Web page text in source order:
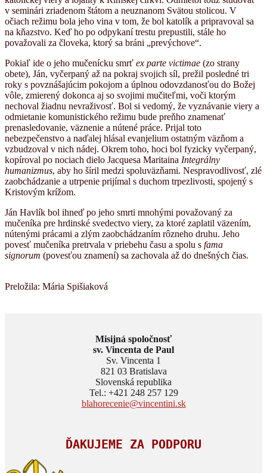
v seminári zriadenom štátom a neuznanom Svätou stolicou. V
očiach režimu bola jeho vina v tom, že bol katolík a pripravoval sa
na kňazstvo. Keď ho po odpykaní trestu prepustili, stále ho
považovali za človeka, ktorý sa bráni „prevýchove“.
Pokiaľ ide o jeho mučenícku smrť ex parte victimae (zo strany
obete), Ján, vyčerpaný až na pokraj svojich síl, prežil posledné tri
roky s povznášajúcim pokojom a úplnou odovzdanosťou do Božej
vôle, zmierený dokonca aj so svojimi mučiteľmi, voči ktorým
nechoval žiadnu nevraživosť. Bol si vedomý, že vyznávanie viery a
odmietanie komunistického režimu bude preňho znamenať
prenasledovanie, väznenie a nútené práce. Prijal toto
nebezpečenstvo a naďalej hlásal evanjelium ostatným väzňom a
vzbudzoval v nich nádej. Okrem toho, hoci bol fyzicky vyčerpaný,
kopíroval po nociach dielo Jacquesa Maritaina Integrálny
humanizmus, aby ho šíril medzi spoluväzňami. Nespravodlivosť, zlé
zaobchádzanie a utrpenie prijímal s duchom trpezlivosti, spojený s
Kristovým krížom.
Ján Havlík bol ihneď po jeho smrti mnohými považovaný za
mučeníka pre hrdinské svedectvo viery, za ktoré zaplatil väzením,
nútenými prácami a zlým zaobchádzaním rôzneho druhu. Jeho
povesť mučeníka pretrvala v priebehu času a spolu s fama
signorum (povesťou znamení) sa zachovala až do dnešných čias.
Preložila: Mária Spišiaková
Misijná spoločnosť
sv. Vincenta de Paul
Sv. Vincenta 1
821 03 Bratislava
Slovenská republika
Tel.: +421 248 257 129
blahorecenie@vincentini.sk
ĎAKUJEME ZA PODPORU